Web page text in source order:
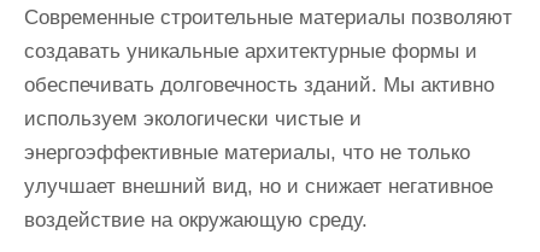
Современные строительные материалы позволяют
создавать уникальные архитектурные формы и
обеспечивать долговечность зданий. Мы активно
используем экологически чистые и
энергоэффективные материалы, что не только
улучшает внешний вид, но и снижает негативное
воздействие на окружающую среду.